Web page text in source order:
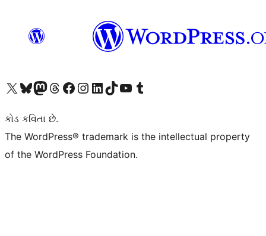
અમારા X (અગાઉ ટ્વિટર) એકાઉન્ટની મુલાકાત લોઅમારા Bluesky એકાઉન્ટની મુલાકાત લોઅમારા માસ્ટોડોન એકાઉન્ટની મુલાકાત લોઅમારા Threads એકાઉન્ટની મુલાકાત લો અમારા ફેસબુક પેજની મુલાકાત લોઅમારા ઇન્સ્ટાગ્રામ એકાઉન્ટની મુલાકાત લો અમારા LinkedIn એકાઉન્ટની મુલાકાત લોઅમારા TikTok એકાઉન્ટની મુલાકાત લોઅમારી YouTube ચેનલની મુલાકાત લો અમારા Tumblr એકાઉન્ટની મુલાકાત લો
કોડ કવિતા છે.
The WordPress® trademark is the intellectual property
of the WordPress Foundation.